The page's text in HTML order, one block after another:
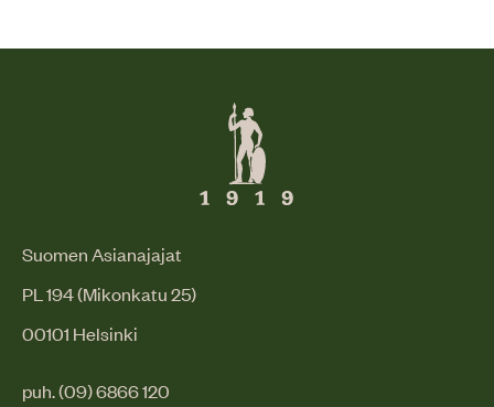
Suomen Asianajajat
PL 194 (Mikonkatu 25)
00101 Helsinki
puh. (09) 6866 120